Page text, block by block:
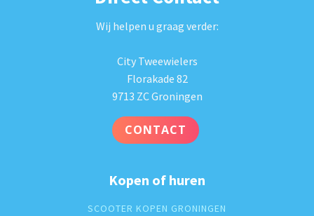
Wij helpen u graag verder:
City Tweewielers
Florakade 82
9713 ZC Groningen
CONTACT
Kopen of huren
SCOOTER KOPEN GRONINGEN